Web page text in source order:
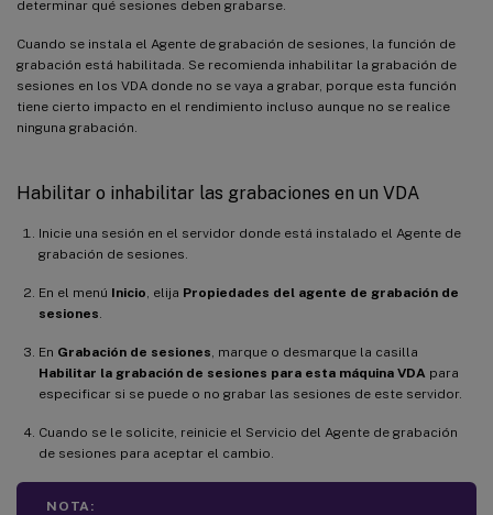
determinar qué sesiones deben grabarse.
Cuando se instala el Agente de grabación de sesiones, la función de
grabación está habilitada. Se recomienda inhabilitar la grabación de
sesiones en los VDA donde no se vaya a grabar, porque esta función
tiene cierto impacto en el rendimiento incluso aunque no se realice
ninguna grabación.
Habilitar o inhabilitar las grabaciones en un VDA
Inicie una sesión en el servidor donde está instalado el Agente de
grabación de sesiones.
En el menú Inicio , elija Propiedades del agente de grabación de
sesiones
En Grabación de sesiones , marque o desmarque la casilla
Habilitar la grabación de sesiones para esta máquina VDA para
especificar si se puede o no grabar las sesiones de este servidor.
Cuando se le solicite, reinicie el Servicio del Agente de grabación
de sesiones para aceptar el cambio.
NOTA: